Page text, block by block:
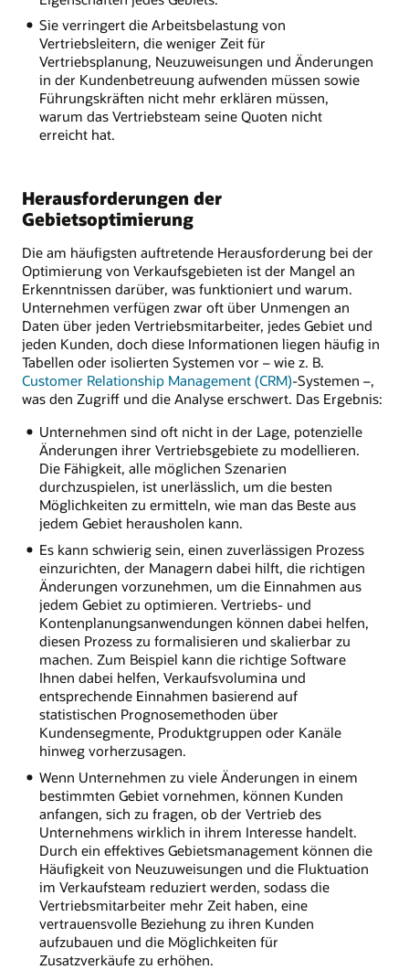
Sie verringert die Arbeitsbelastung von
Vertriebsleitern, die weniger Zeit für
Vertriebsplanung, Neuzuweisungen und Änderungen
in der Kundenbetreuung aufwenden müssen sowie
Führungskräften nicht mehr erklären müssen,
warum das Vertriebsteam seine Quoten nicht
erreicht hat.
Herausforderungen der
Gebietsoptimierung
Die am häufigsten auftretende Herausforderung bei der
Optimierung von Verkaufsgebieten ist der Mangel an
Erkenntnissen darüber, was funktioniert und warum.
Unternehmen verfügen zwar oft über Unmengen an
Daten über jeden Vertriebsmitarbeiter, jedes Gebiet und
jeden Kunden, doch diese Informationen liegen häufig in
Tabellen oder isolierten Systemen vor – wie z. B.
Customer Relationship Management (CRM)-Systemen –,
was den Zugriff und die Analyse erschwert. Das Ergebnis:
Unternehmen sind oft nicht in der Lage, potenzielle
Änderungen ihrer Vertriebsgebiete zu modellieren.
Die Fähigkeit, alle möglichen Szenarien
durchzuspielen, ist unerlässlich, um die besten
Möglichkeiten zu ermitteln, wie man das Beste aus
jedem Gebiet herausholen kann.
Es kann schwierig sein, einen zuverlässigen Prozess
einzurichten, der Managern dabei hilft, die richtigen
Änderungen vorzunehmen, um die Einnahmen aus
jedem Gebiet zu optimieren. Vertriebs- und
Kontenplanungsanwendungen können dabei helfen,
diesen Prozess zu formalisieren und skalierbar zu
machen. Zum Beispiel kann die richtige Software
Ihnen dabei helfen, Verkaufsvolumina und
entsprechende Einnahmen basierend auf
statistischen Prognosemethoden über
Kundensegmente, Produktgruppen oder Kanäle
hinweg vorherzusagen.
Wenn Unternehmen zu viele Änderungen in einem
bestimmten Gebiet vornehmen, können Kunden
anfangen, sich zu fragen, ob der Vertrieb des
Unternehmens wirklich in ihrem Interesse handelt.
Durch ein effektives Gebietsmanagement können die
Häufigkeit von Neuzuweisungen und die Fluktuation
im Verkaufsteam reduziert werden, sodass die
Vertriebsmitarbeiter mehr Zeit haben, eine
vertrauensvolle Beziehung zu ihren Kunden
aufzubauen und die Möglichkeiten für
Zusatzverkäufe zu erhöhen.